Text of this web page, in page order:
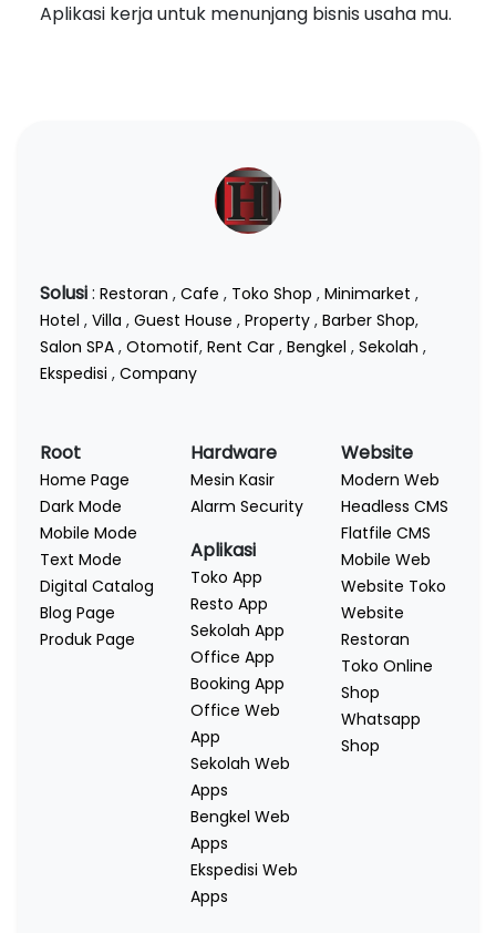
Aplikasi kerja untuk menunjang bisnis usaha mu.
Solusi: Restoran , Cafe , Toko Shop , Minimarket ,
Hotel , Villa , Guest House , Property , Barber Shop,
Salon SPA , Otomotif, Rent Car , Bengkel , Sekolah ,
Ekspedisi , Company
Root
Home Page
Dark Mode
Mobile Mode
Text Mode
Digital Catalog
Blog Page
Produk Page
Hardware
Mesin Kasir
Alarm Security
Aplikasi
Toko App
Resto App
Sekolah App
Office App
Booking App
Office Web
App
Sekolah Web
Apps
Bengkel Web
Apps
Ekspedisi Web
Apps
Website
Modern Web
Headless CMS
Flatfile CMS
Mobile Web
Website Toko
Website
Restoran
Toko Online
Shop
Whatsapp
Shop